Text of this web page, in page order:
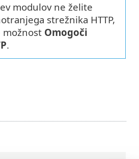
modulov ne želite
strežnika HTTP,
možnost Omogoči
.